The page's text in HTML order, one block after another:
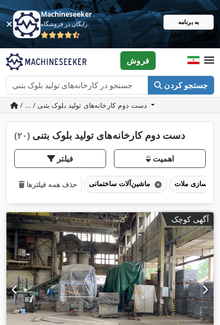
Machineseeker
رایگان در فروشگاه به برنامه
جستجو کردن
فروش
دست دوم کارخانه‌های تولید بلوک بتنی (۲۰)
فیلتر اهمیت
حذف همه فیلترها
آگهی کوچک